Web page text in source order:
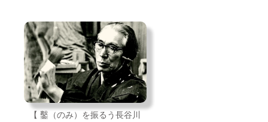
【 鑿（のみ）を振るう長谷川